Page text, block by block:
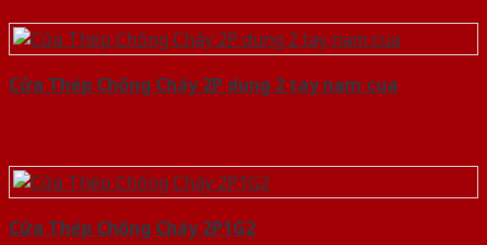
Cửa Thép Chống Cháy 2P dung 2 tay nam cua
Cửa Thép Chống Cháy 2P1G2